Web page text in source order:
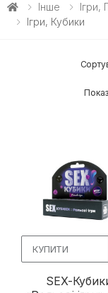
Інше
Ігри, Кубики
КУПИТИ
SEX-